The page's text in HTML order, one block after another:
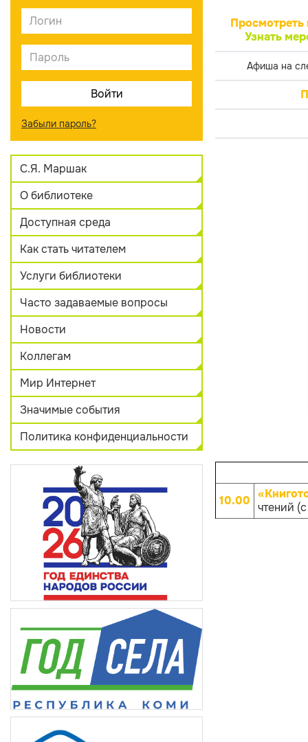
Забыли пароль?
С.Я. Маршак
О библиотеке
Доступная среда
Как стать читателем
Услуги библиотеки
Часто задаваемые вопросы
Новости
Коллегам
Мир Интернет
Значимые события
Политика конфиденциальности
Просмотреть
Узнать
Афиша на
10.00 чтений